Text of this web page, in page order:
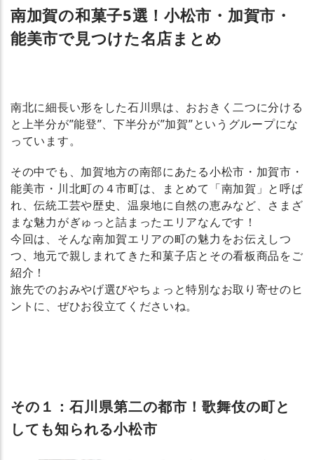
南加賀の和菓子5選！小松市・加賀市・
能美市で見つけた名店まとめ
南北に細長い形をした石川県は、おおきく二つに分ける
と上半分が”能登”、下半分が”加賀”というグループにな
っています。
その中でも、加賀地方の南部にあたる小松市・加賀市・
能美市・川北町の４市町は、まとめて「南加賀」と呼ば
れ、伝統工芸や歴史、温泉地に自然の恵みなど、さまざ
まな魅力がぎゅっと詰まったエリアなんです！
今回は、そんな南加賀エリアの町の魅力をお伝えしつ
つ、地元で親しまれてきた和菓子店とその看板商品をご
紹介！
旅先でのおみやげ選びやちょっと特別なお取り寄せのヒ
ントに、ぜひお役立てくださいね。
その１：石川県第二の都市！歌舞伎の町と
しても知られる小松市